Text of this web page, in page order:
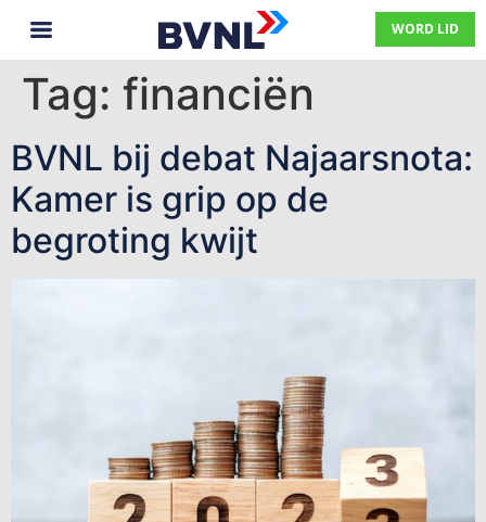
WORD LID
Tag: financiën
BVNL bij debat Najaarsnota:
Kamer is grip op de
begroting kwijt